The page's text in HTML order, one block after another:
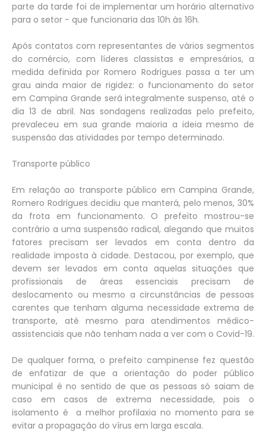
parte da tarde foi de implementar um horário alternativo
para o setor - que funcionaria das 10h às 16h.
Após contatos com representantes de vários segmentos
do comércio, com líderes classistas e empresários, a
medida definida por Romero Rodrigues passa a ter um
grau ainda maior de rigidez: o funcionamento do setor
em Campina Grande será integralmente suspenso, até o
dia 13 de abril. Nas sondagens realizadas pelo prefeito,
prevaleceu em sua grande maioria a ideia mesmo de
suspensão das atividades por tempo determinado.
Transporte público
Em relação ao transporte público em Campina Grande,
Romero Rodrigues decidiu que manterá, pelo menos, 30%
da frota em funcionamento. O prefeito mostrou-se
contrário a uma suspensão radical, alegando que muitos
fatores precisam ser levados em conta dentro da
realidade imposta à cidade. Destacou, por exemplo, que
devem ser levados em conta aquelas situações que
profissionais de áreas essenciais precisam de
deslocamento ou mesmo a circunstâncias de pessoas
carentes que tenham alguma necessidade extrema de
transporte, até mesmo para atendimentos médico-
assistenciais que não tenham nada a ver com o Covid-19.
De qualquer forma, o prefeito campinense fez questão
de enfatizar de que a orientação do poder público
municipal é no sentido de que as pessoas só saiam de
caso em casos de extrema necessidade, pois o
isolamento é a melhor profilaxia no momento para se
evitar a propagação do vírus em larga escala.